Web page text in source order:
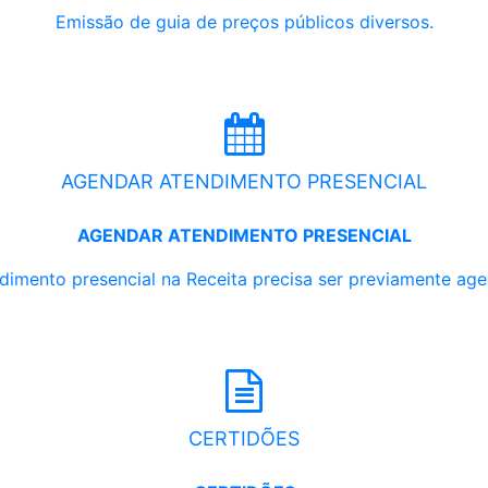
Emissão de guia de preços públicos diversos.
AGENDAR ATENDIMENTO PRESENCIAL
AGENDAR ATENDIMENTO PRESENCIAL
presencial na Receita precisa ser previamente
CERTIDÕES